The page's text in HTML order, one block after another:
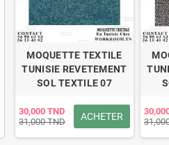
MOQUETTE TEXTILE
TUNISIE REVETEMENT
SOL TEXTILE 07
30,000 TND
31,000 TND
ACHETER